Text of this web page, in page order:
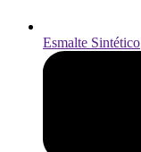
Esmalte Sintético